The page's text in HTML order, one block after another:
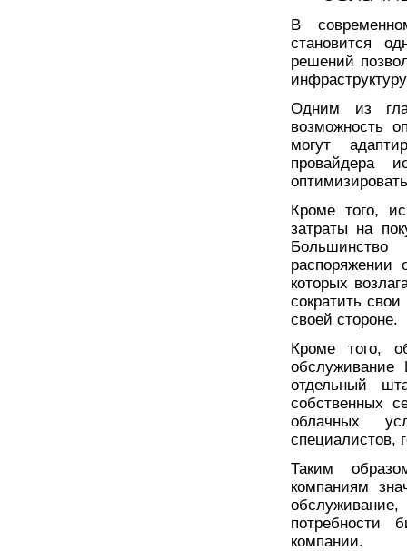
В
становится
решений
Одним из
возможность
могут
провайдера
Кроме того,
затраты на
распоряжении
которых
сократить
своей стороне.
Кроме того,
обслуживание
отдельный
собственных
облачных
специалистов,
Таким
компаниям
потребности
компании.